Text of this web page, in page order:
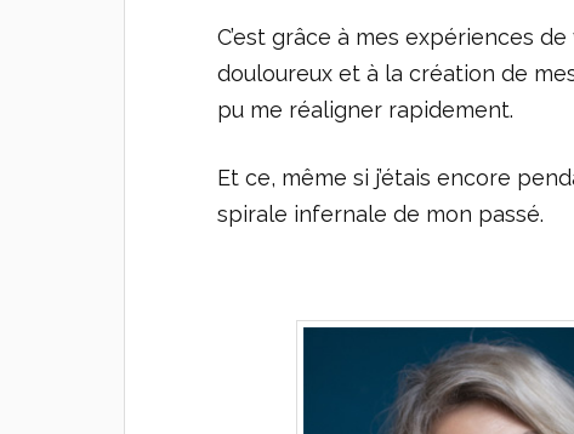
C’est grâce à mes expériences
douloureux et à la création de
pu me réaligner rapidement.
Et ce, même si j’étais encore
spirale infernale de mon passé.